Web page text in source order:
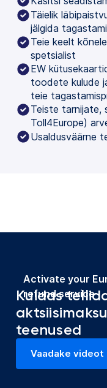
Täielik
jälgida
Teie keelt
spetsialist
EW
toodete kulude
teie
Teiste tarnijate,
Toll4Europe)
Usaldusväärne
Activate your
refund service
Kuidas
teenused
Vaadake videot